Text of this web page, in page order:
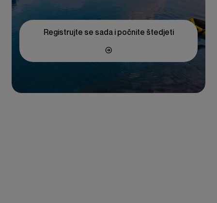
Registrujte se sada i počnite štedjeti